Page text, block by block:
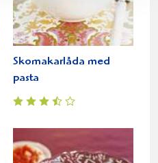
Skomakarlåda med
pasta